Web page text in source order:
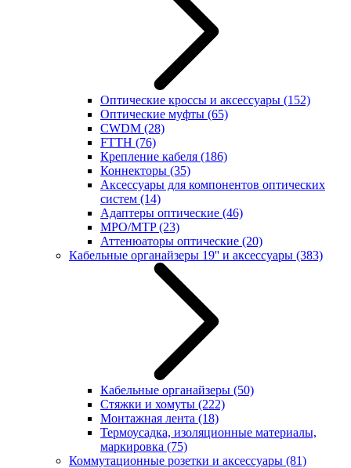
Оптические кроссы и аксессуары (152)
Оптические муфты (65)
CWDM (28)
FTTH (76)
Крепление кабеля (186)
Коннекторы (35)
Аксессуары для компонентов оптических
систем (14)
Адаптеры оптические (46)
MPO/MTP(23)
Аттенюаторы оптические (20)
Кабельные органайзеры 19'' и аксессуары (383)
Кабельные органайзеры (50)
Стяжки и хомуты (222)
Монтажная лента (18)
Термоусадка, изоляционные материалы,
маркировка (75)
Коммутационные розетки и аксессуары (81)